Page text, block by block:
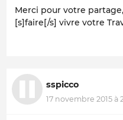
Merci pour votre
[s]faire[/s] vivre votre
sspicco
17 novembre 2015 à